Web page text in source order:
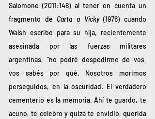
Salomone (2011:148) al tener en cuenta un
fragmento de Carta a Vicky (1976) cuando
Walsh escribe para su hija, recientemente
asesinada por las fuerzas militares
argentinas, “no podré despedirme de vos,
vos sabés por qué. Nosotros morimos
perseguidos, en la oscuridad. El verdadero
cementerio es la memoria. Ahí te guardo, te
acuno, te celebro y quizá te envidio, querida